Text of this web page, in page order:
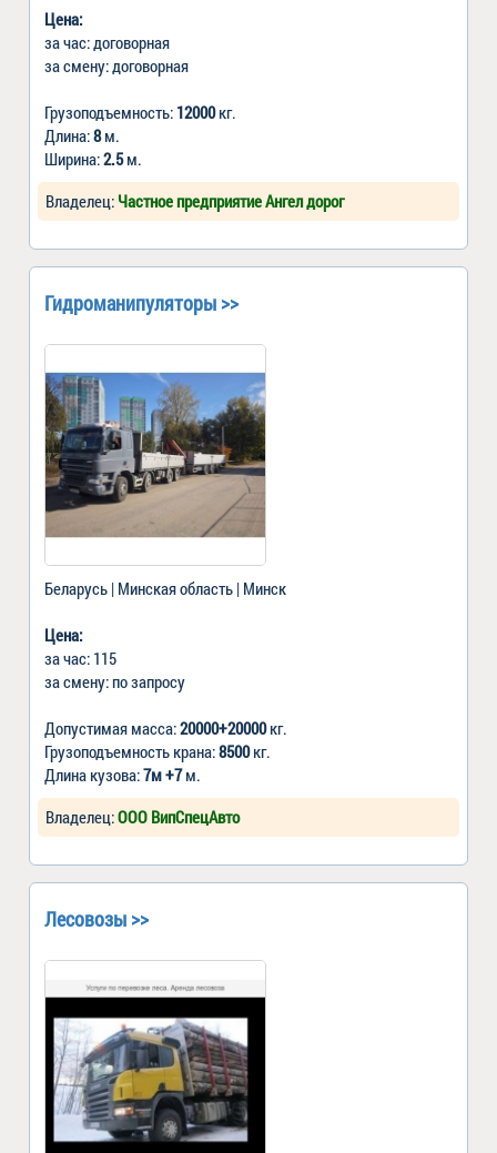
Цена:
за час: договорная
за смену: договорная
Грузоподъемность: 12000кг.
Длина:8м.
Ширина:2.5м.
Владелец: Частное предприятие Ангел дорог
Гидроманипуляторы >>
Беларусь | Минская область | Минск
Цена:
за час: 115
за смену: по запросу
Допустимая масса:20000+20000кг.
Грузоподъемность крана:8500кг.
Длина кузова:7м +7м.
Владелец:ООО ВипСпецАвто
Лесовозы >>